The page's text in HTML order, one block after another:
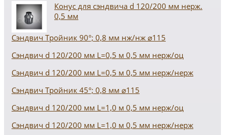
Конус для сэндвича d 120/200 мм нерж.
0,5 мм
Сэндвич Тройник 90°; 0,8 мм нж/нж ⌀115
Сэндвич d 120/200 мм L=0,5 м 0,5 мм нерж/оц
Сэндвич d 120/200 мм L=0,5 м 0,5 мм нерж/нерж
Сэндвич Тройник 45°; 0,8 мм ⌀115
Сэндвич d 120/200 мм L=1,0 м 0,5 мм нерж/оц
Сэндвич d 120/200 мм L=1,0 м 0,5 мм нерж/нерж